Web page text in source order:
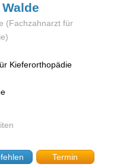
Walde
(Fachzahnarzt für
Kieferorthopädie
Termin